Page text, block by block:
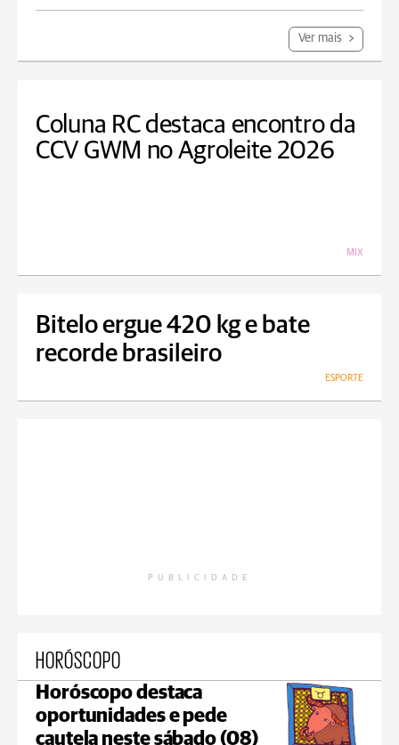
Ver mais
Coluna RC destaca encontro da
CCV GWM no Agroleite 2026
MIX
Bitelo ergue 420 kg e bate
recorde brasileiro
ESPORTE
PUBLICIDADE
HORÓSCOPO
Horóscopo destaca
oportunidades e pede
cautela neste sábado (08)